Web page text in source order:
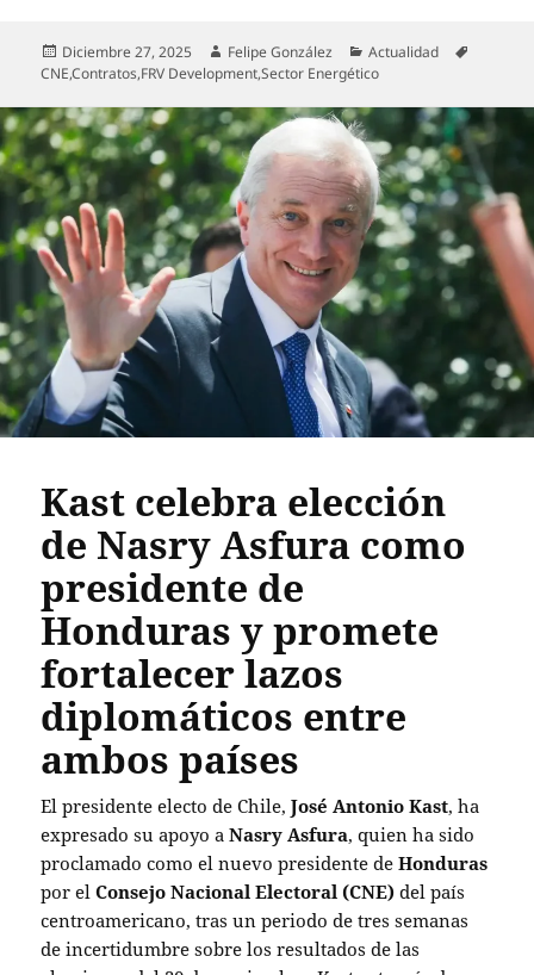
Publicado
el
Diciembre 27, 2025 Autor
Felipe González Categorías
Actualidad
CNE,Contratos,FRV Development,Sector Energético
Kast celebra elección
de Nasry Asfura como
presidente de
Honduras y promete
fortalecer lazos
diplomáticos entre
ambos países
El presidente electo de Chile,José Antonio Kast, ha
expresado su apoyo aNasry Asfura, quien ha sido
proclamado como el nuevo presidente deHonduras
por elConsejo Nacional Electoral (CNE) del país
centroamericano, tras un periodo de tres semanas
de incertidumbre sobre los resultados de las